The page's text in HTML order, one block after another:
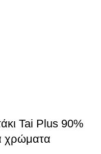
Tai Plus 90%
χρώματα